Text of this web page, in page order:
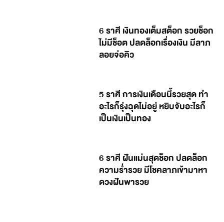
6 ราศี เงินทองเต็มสต็อก รวยช็อก
ไม่มีช็อต ปลดล็อกเรื่องเงิน มีลาภ
ลอยจ่อคิว
5 ราศี การเงินเดือนนี้รวยสุด ทำ
อะไรก็รุ่งฉุดไม่อยู่ หยิบจับอะไรก็
เป็นเงินเป็นทอง
6 ราศี ฝันแม่นสุดช็อก ปลดล็อก
ความร่ำรวย มีโชคลาภเข้ามาหา
ดวงฝันพารวย